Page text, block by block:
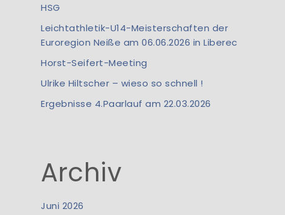
HSG
Leichtathletik-U14-Meisterschaften der
Euroregion Neiße am 06.06.2026 in Liberec
Horst-Seifert-Meeting
Ulrike Hiltscher – wieso so schnell !
Ergebnisse 4.Paarlauf am 22.03.2026
Archiv
Juni 2026